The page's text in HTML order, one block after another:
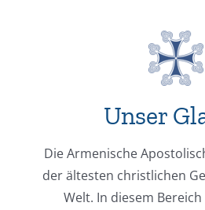
Unser
Die Armenische
der ältesten christlichen
Welt. In diesem